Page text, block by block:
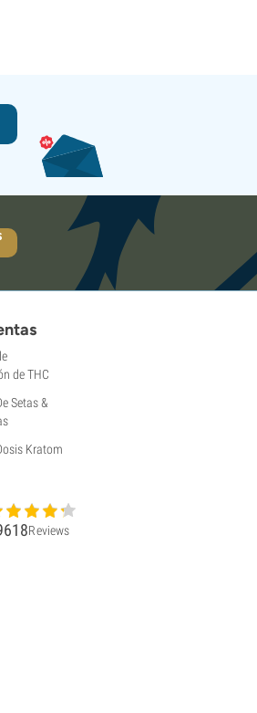
de THC
Setas &
Kratom
Reviews